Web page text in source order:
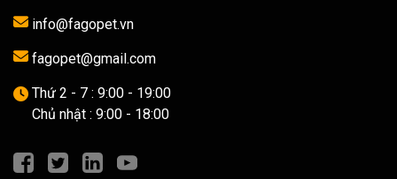
info@fagopet.vn
fagopet@gmail.com
Thứ 2 - 7 : 9:00 - 19:00
Chủ nhật : 9:00 - 18:00